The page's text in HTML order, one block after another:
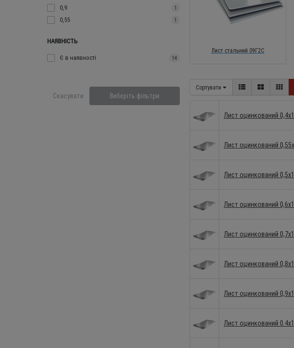
0,9 1
0,55 1
НАЯВНІСТЬ
Є в наявності
14
Скасувати Виберіть фільтри
Лист стальний 09Г2С
Сортувати
Лист оцинкований
Лист оцинкований
Лист оцинкований
Лист оцинкований
Лист оцинкований
Лист оцинкований
Лист оцинкований
Лист оцинкований